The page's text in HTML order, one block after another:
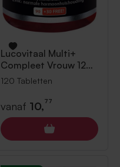
Lucovitaal Multi+
Compleet Vrouw 120
Tabletten
120 Tabletten
vanaf 10,77